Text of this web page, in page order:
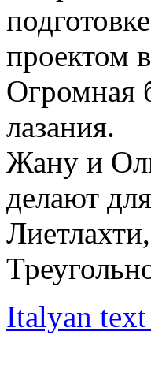
проектом
Огромная
лазания.
Жану и
делают
Italyan